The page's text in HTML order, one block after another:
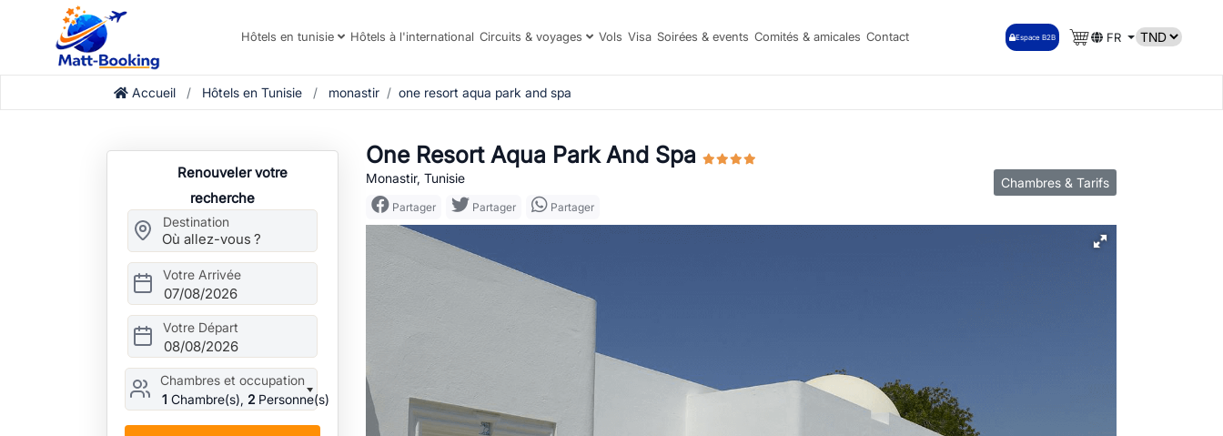
Hôtels en tunisie Hôtels à l'international Circuits & voyages Vols Visa Soirées & events Comités & amicales Contact Espace B2B FR
Accueil Hôtels en Tunisie monastir one resort aqua park and spa
Renouveler votre
recherche
Destination
Votre Arrivée
07/08/2026
Votre Départ
08/08/2026
Chambres et occupation
1 Chambre(s), 2 Personne(s)
One Resort Aqua Park And Spa
Monastir, Tunisie
Partager Partager Partager
Chambres & Tarifs